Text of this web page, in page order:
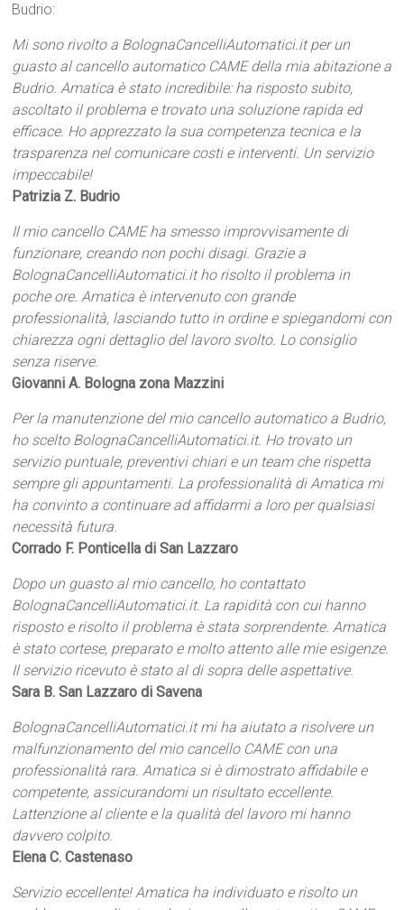
Budrio:
Mi sono rivolto a BolognaCancelliAutomatici.it per un
guasto al cancello automatico CAME della mia abitazione a
Budrio. Amatica è stato incredibile: ha risposto subito,
ascoltato il problema e trovato una soluzione rapida ed
efficace. Ho apprezzato la sua competenza tecnica e la
trasparenza nel comunicare costi e interventi. Un servizio
impeccabile!
Patrizia Z. Budrio
Il mio cancello CAME ha smesso improvvisamente di
funzionare, creando non pochi disagi. Grazie a
BolognaCancelliAutomatici.it ho risolto il problema in
poche ore. Amatica è intervenuto con grande
professionalità, lasciando tutto in ordine e spiegandomi con
chiarezza ogni dettaglio del lavoro svolto. Lo consiglio
senza riserve.
Giovanni A. Bologna zona Mazzini
Per la manutenzione del mio cancello automatico a Budrio,
ho scelto BolognaCancelliAutomatici.it. Ho trovato un
servizio puntuale, preventivi chiari e un team che rispetta
sempre gli appuntamenti. La professionalità di Amatica mi
ha convinto a continuare ad affidarmi a loro per qualsiasi
necessità futura.
Corrado F. Ponticella di San Lazzaro
Dopo un guasto al mio cancello, ho contattato
BolognaCancelliAutomatici.it. La rapidità con cui hanno
risposto e risolto il problema è stata sorprendente. Amatica
è stato cortese, preparato e molto attento alle mie esigenze.
Il servizio ricevuto è stato al di sopra delle aspettative.
Sara B. San Lazzaro di Savena
BolognaCancelliAutomatici.it mi ha aiutato a risolvere un
malfunzionamento del mio cancello CAME con una
professionalità rara. Amatica si è dimostrato affidabile e
competente, assicurandomi un risultato eccellente.
Lattenzione al cliente e la qualità del lavoro mi hanno
davvero colpito.
Elena C. Castenaso
Servizio eccellente! Amatica ha individuato e risolto un